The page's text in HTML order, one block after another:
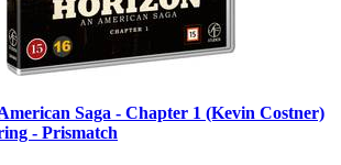
Saga - Chapter 1 (Kevin Costner)
- Prismatch